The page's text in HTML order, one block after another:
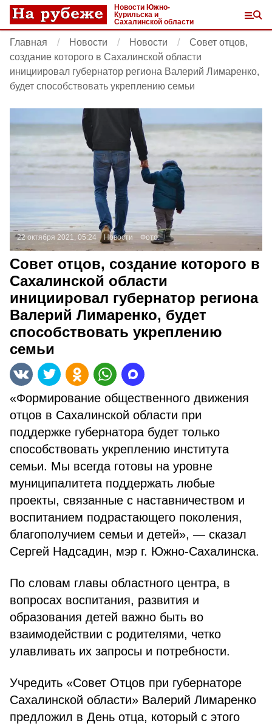
Новости Южно-
Курильска и
Сахалинской области
Главная Новости Новости
Совет отцов,
создание которого в Сахалинской области
инициировал губернатор региона Валерий Лимаренко,
будет способствовать укреплению семьи
22 октября 2021, 05:24 Новости Фото:
Совет отцов, создание которого в
Сахалинской области
инициировал губернатор региона
Валерий Лимаренко, будет
способствовать укреплению
семьи
«Формирование общественного движения
отцов в Сахалинской области при
поддержке губернатора будет только
способствовать укреплению института
семьи. Мы всегда готовы на уровне
муниципалитета поддержать любые
проекты, связанные с наставничеством и
воспитанием подрастающего поколения,
благополучием семьи и детей», — сказал
Сергей Надсадин, мэр г. Южно-Сахалинска.
По словам главы областного центра, в
вопросах воспитания, развития и
образования детей важно быть во
взаимодействии с родителями, четко
улавливать их запросы и потребности.
Учредить «Совет Отцов при губернаторе
Сахалинской области» Валерий Лимаренко
предложил в День отца, который с этого